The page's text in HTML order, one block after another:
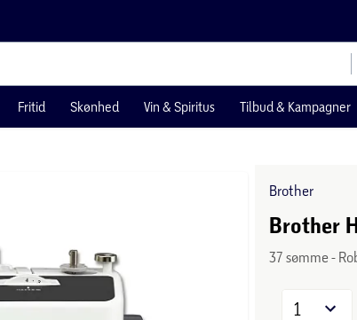
Fritid Skønhed Vin & Spiritus Tilbud & Kampagner
Brother
Brother
37 sømme -
1